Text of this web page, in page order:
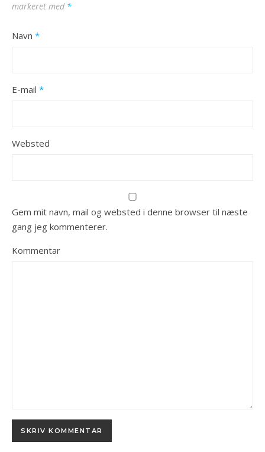
markeret med *
Navn *
E-mail *
Websted
Gem mit navn, mail og websted i denne browser til næste
gang jeg kommenterer.
Kommentar